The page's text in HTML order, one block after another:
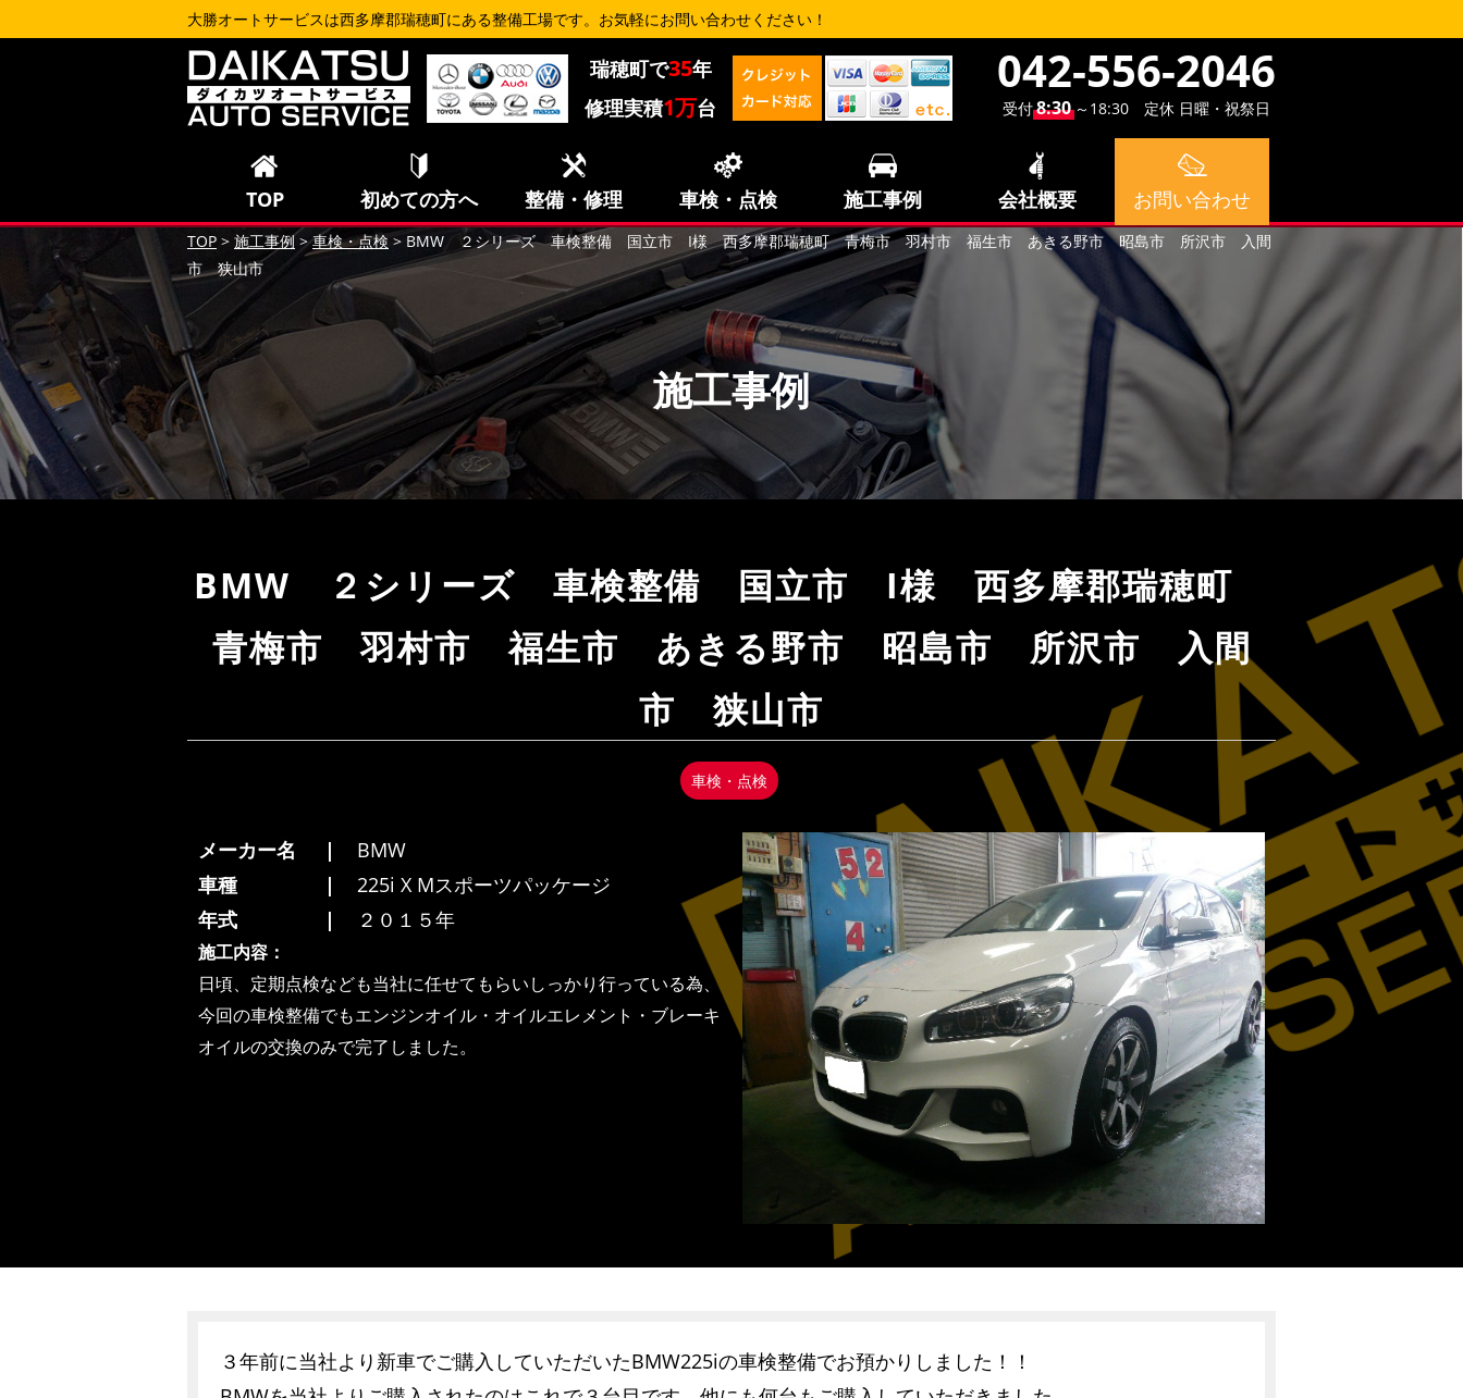
大勝オートサービスは西多摩郡瑞穂町にある整備工場です。お気軽にお問い合わせください！
瑞穂町で35年
修理実積1万台
042-556-2046
受付8:30 ～18:30 定休 日曜・祝祭日
TOP 初めての方へ 整備・修理 車検・点検 施工事例 会社概要 お問い合わせ
TOP > 施工事例>車検・点検 > BMW ２シリーズ 車検整備 国立市 I様 西多摩郡瑞穂町 青梅市 羽村市 福生市 あきる野市 昭島市 所沢市 入間
市 狭山市
施工事例
BMW ２シリーズ 車検整備 国立市 I様 西多摩郡瑞穂町
青梅市 羽村市 福生市 あきる野市 昭島市 所沢市 入間
市 狭山市
車検・点検
メーカー名
BMW
車種
225i X Mスポーツパッケージ
年式
２０１５年
施工内容：
日頃、定期点検なども当社に任せてもらいしっかり行っている為、
今回の車検整備でもエンジンオイル・オイルエレメント・ブレーキ
オイルの交換のみで完了しました。
３年前に当社より新車でご購入していただいたBMW225iの車検整備でお預かりしました！！